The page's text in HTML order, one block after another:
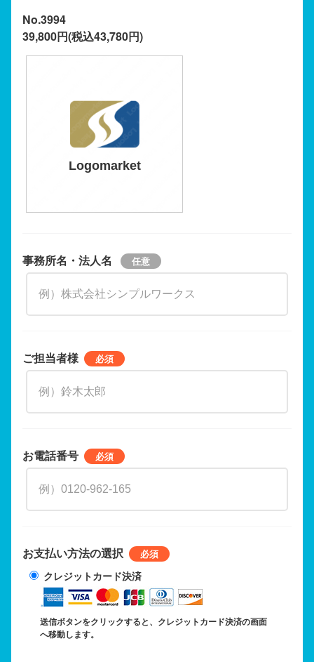
No.3994
39,800円(税込43,780円)
Logomarket
事務所名・法人名
ご担当者様
お電話番号
お支払い方法の選択
クレジットカード決済
送信ボタンをクリックすると、クレジットカード決済の画面
へ移動します。